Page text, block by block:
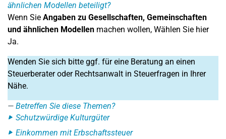
ähnlichen Modellen beteiligt?
Wenn Sie Angaben zu Gesellschaften, Gemeinschaften
und ähnlichen Modellen machen wollen, Wählen Sie hier
Ja.
Wenden Sie sich bitte ggf. für eine Beratung an einen
Steuerberater oder Rechtsanwalt in Steuerfragen in Ihrer
Nähe.
Betreffen Sie diese Themen?
Schutzwürdige Kulturgüter
Einkommen mit Erbschaftssteuer